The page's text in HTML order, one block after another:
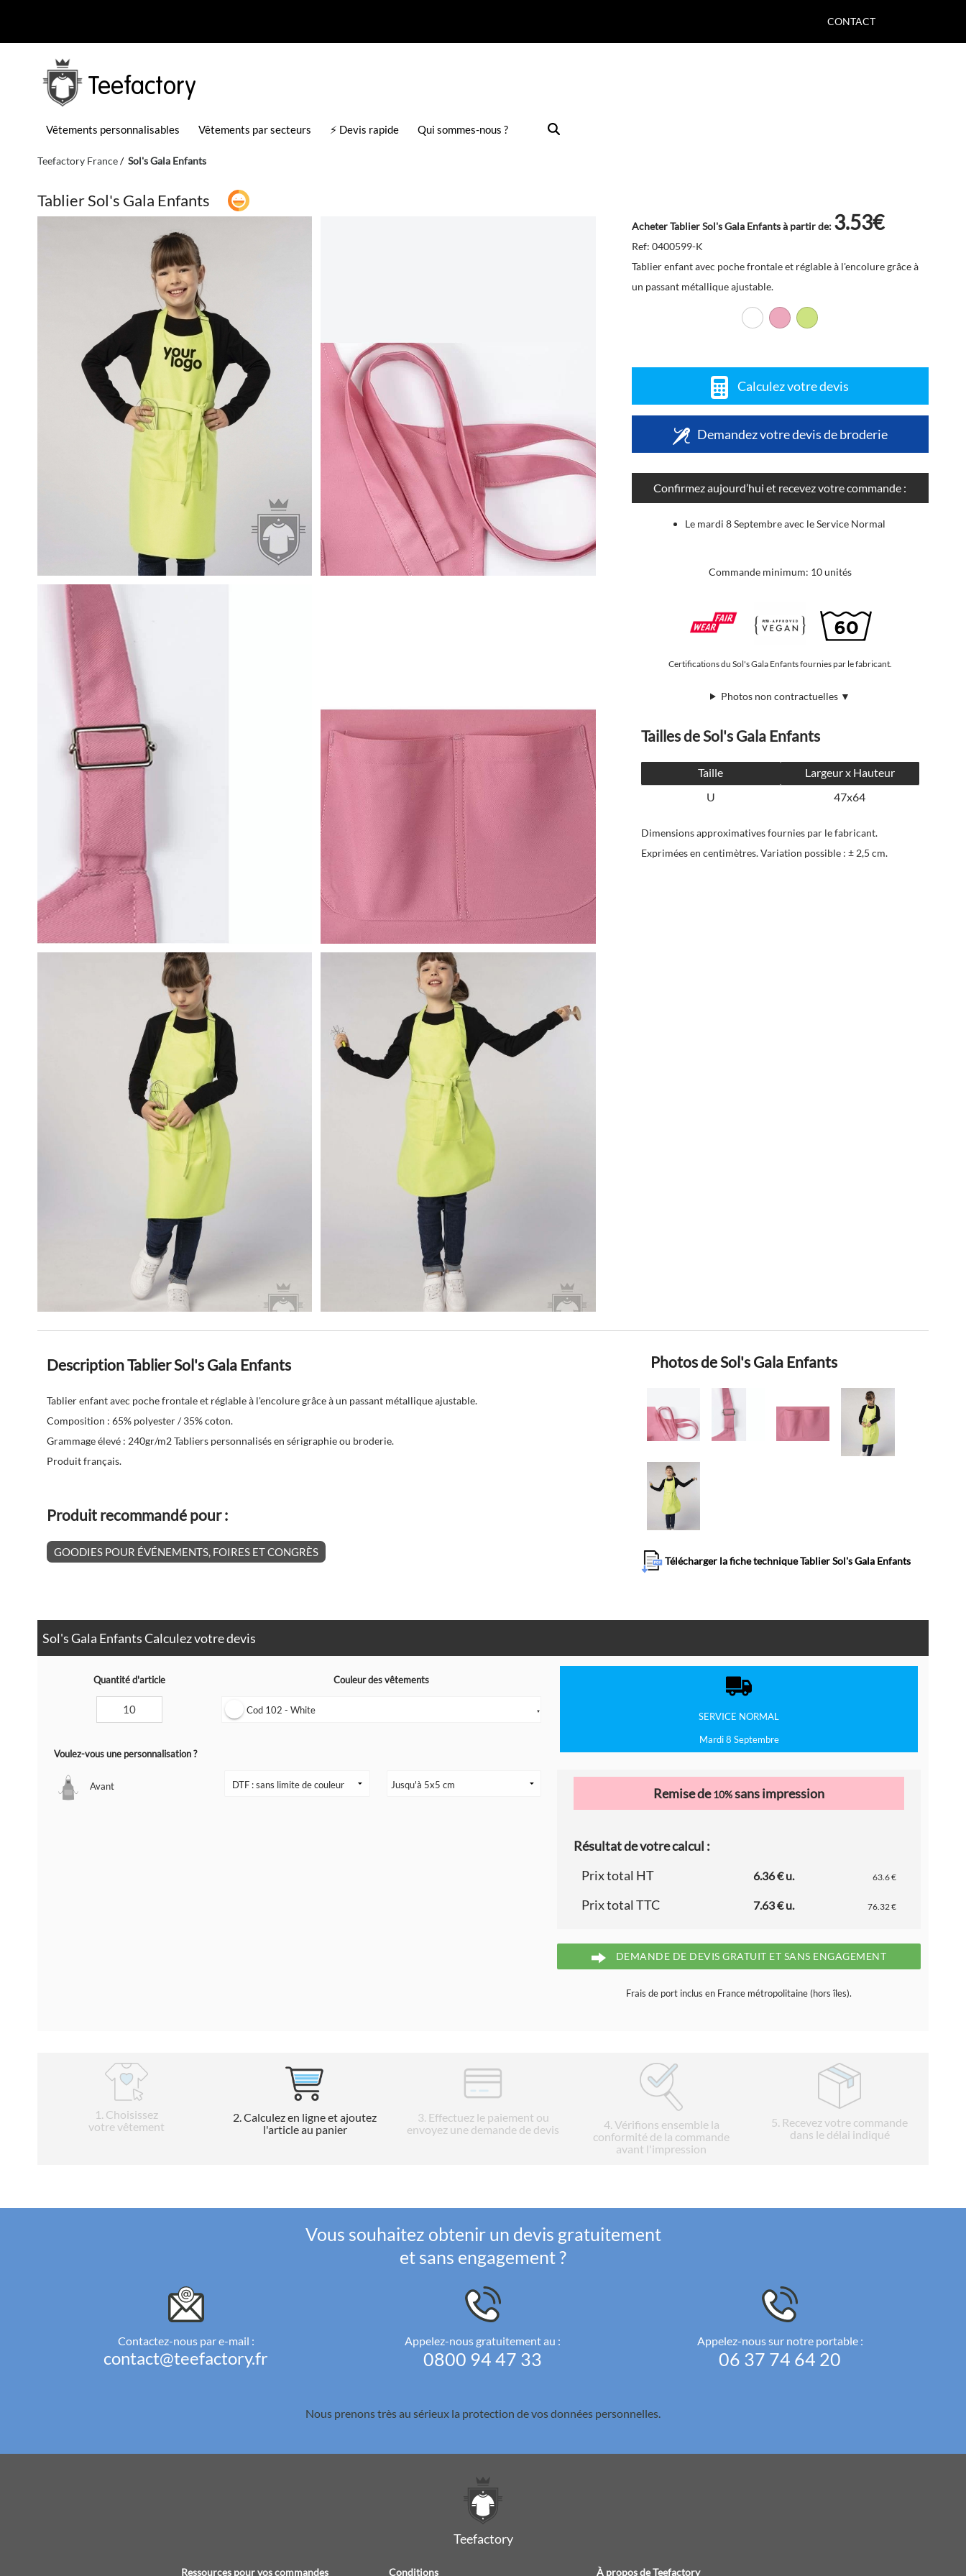
CONTACT
Teefactory
Vêtements personnalisables Vêtements par secteurs ⚡ Devis rapide Qui sommes-nous ?
Teefactory France Sol's Gala Enfants
Tablier Sol's Gala Enfants
Acheter Tablier Sol's Gala Enfants à partir de: 3.53€
Ref: 0400599-K
Tablier enfant avec poche frontale et réglable à l'encolure grâce à
un passant métallique ajustable.
Calculez votre devis
Demandez votre devis de broderie
Confirmez aujourd’hui et recevez votre commande :
Le mardi 8 Septembre avec le Service Normal
Commande minimum: 10 unités
Certifications du Sol's Gala Enfants fournies par le fabricant.
Photos non contractuelles ▼
Tailles de Sol's Gala Enfants
Taille
Largeur x Hauteur
U
47x64
Dimensions approximatives fournies par le fabricant.
Exprimées en centimètres. Variation possible : ± 2,5 cm.
Description Tablier Sol's Gala Enfants
Tablier enfant avec poche frontale et réglable à l'encolure grâce à un passant métallique ajustable.
Composition : 65% polyester / 35% coton.
Grammage élevé : 240gr/m2 Tabliers personnalisés en sérigraphie ou broderie.
Produit français.
Produit recommandé pour :
GOODIES POUR ÉVÉNEMENTS, FOIRES ET CONGRÈS
Photos de Sol's Gala Enfants
Télécharger la fiche technique Tablier Sol's Gala Enfants
Sol's Gala Enfants Calculez votre devis
Quantité d'article Couleur des vêtements
Cod 102 - White ▼
Voulez-vous une personnalisation ?
Avant
SERVICE NORMAL
Mardi 8 Septembre
Remise de10%sans impression
Résultat de votre calcul :
Prix total HT
6.36 € u. 63.6 €
Prix total TTC 7.63 € u. 76.32 €
DEMANDE DE DEVIS GRATUIT ET SANS ENGAGEMENT
Frais de port inclus en France métropolitaine (hors îles).
1 . Choisissez
votre vêtement
2 . Calculez en ligne et ajoutez
l'article au panier
3 . Effectuez le paiement ou
envoyez une demande de devis
4. Vérifions ensemble la
conformité de la commande
avant l'impression
5. Recevez votre commande
dans le délai indiqué
Vous souhaitez obtenir un devis gratuitement
et sans engagement ?
Contactez-nous par e-mail :
contact@teefactory.fr
Appelez-nous gratuitement au :
0800 94 47 33
Appelez-nous sur notre portable :
06 37 74 64 20
Nous prenons très au sérieux la protection de vos données personnelles.
Teefactory
Ressources pour vos commandes Conditions À propos de Teefactory